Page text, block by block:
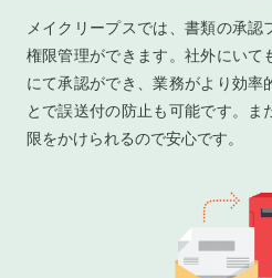
メイクリープスでは、書類の承
権限管理ができます。社外にいて
にて承認ができ、業務がより効率
とで誤送付の防止も可能です。ま
限をかけられるので安心です。